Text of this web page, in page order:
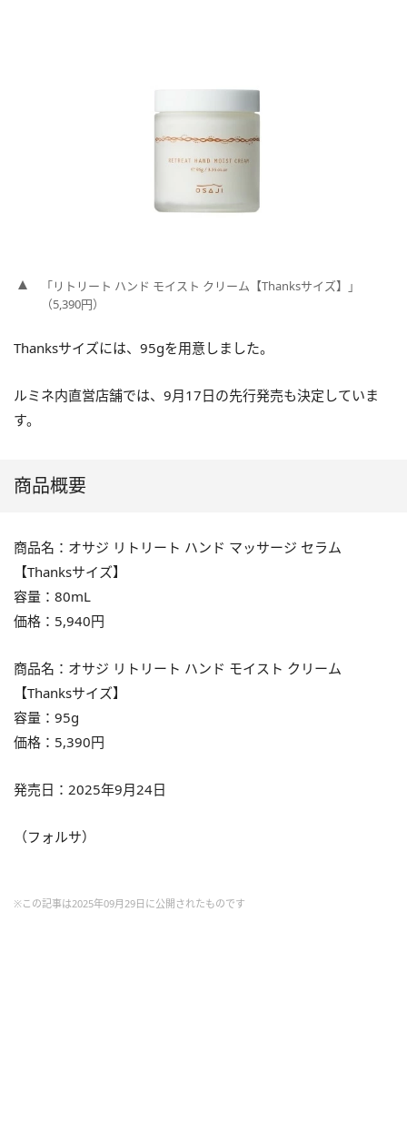
「リトリート ハンド モイスト クリーム【Thanksサイズ】」
（5,390円）
Thanksサイズには、95gを用意しました。
ルミネ内直営店舗では、9月17日の先行発売も決定していま
す。
商品概要
商品名：オサジ リトリート ハンド マッサージ セラム
【Thanksサイズ】
容量：80mL
価格：5,940円
商品名：オサジ リトリート ハンド モイスト クリーム
【Thanksサイズ】
容量：95g
価格：5,390円
発売日：2025年9月24日
（フォルサ）
※この記事は2025年09月29日に公開されたものです